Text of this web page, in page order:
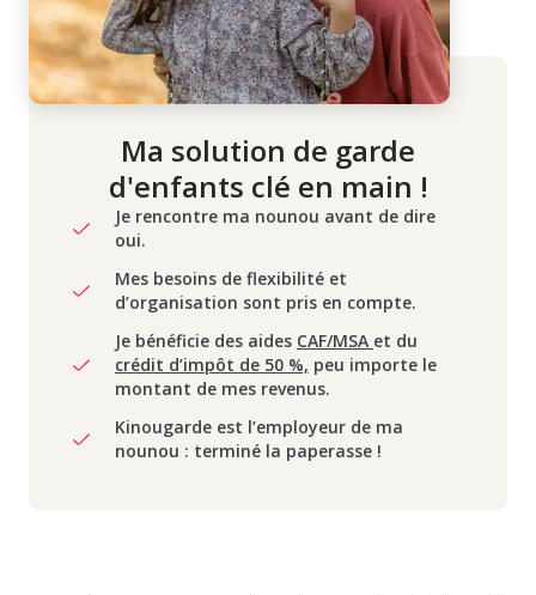
Ma solution de garde
d'enfants clé en main !
Je rencontre ma nounou avant de dire
oui.
Mes besoins de flexibilité et
d’organisation sont pris en compte.
Je bénéficie des aides CAF/MSA et du
crédit d’impôt de 50 %, peu importe le
montant de mes revenus.
Kinougarde est l’employeur de ma
nounou : terminé la paperasse !